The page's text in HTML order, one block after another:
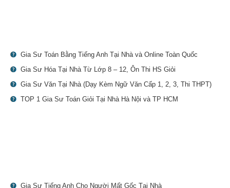
Gia Sư Toán Bằng Tiếng Anh Tại Nhà và Online Toàn Quốc
Gia Sư Hóa Tại Nhà Từ Lớp 8 – 12, Ôn Thi HS Giỏi
Gia Sư Văn Tại Nhà (Dạy Kèm Ngữ Văn Cấp 1, 2, 3, Thi THPT)
TOP 1 Gia Sư Toán Giỏi Tại Nhà Hà Nội và TP HCM
Gia Sư Tiếng Anh Cho Người Mất Gốc Tại Nhà